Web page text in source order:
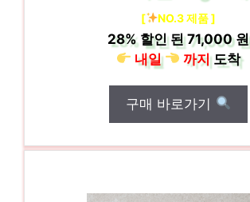
[ NO.3 제품 ]
28% 할인 된71,000 원
내일
까지도착
구매 바로가기